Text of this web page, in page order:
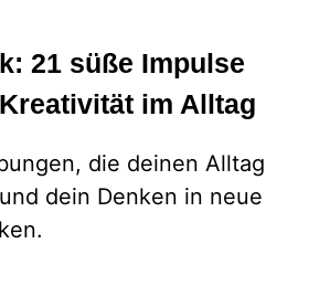
21 süße Impulse
im Alltag
die deinen Alltag
dein Denken in neue